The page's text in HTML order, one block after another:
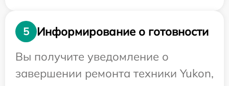
5
Информирование о готовности
Вы получите уведомление о
завершении ремонта техники Yukon,